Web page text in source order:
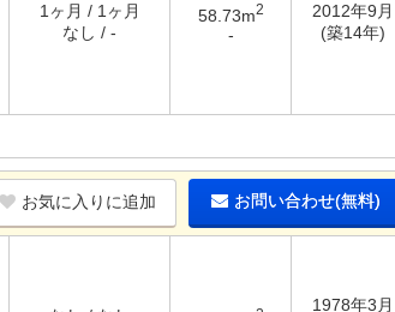
1ヶ月 / 1ヶ月
なし / -
58.73m2
-
2012年9月
(築14年)
お気に入りに追加 お問い合わせ(無料)
1978年3月